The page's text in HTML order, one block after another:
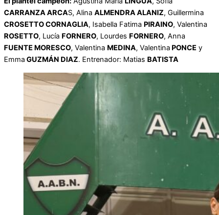
CARRANZA ARCAS, Alina ALMENDRA ALANIZ, Guillermina
CROSETTO CORNAGLIA, Isabella Fatima PIRAINO, Valentina
ROSETTO, Lucía FORNERO, Lourdes FORNERO, Anna
FUENTE MORESCO, Valentina MEDINA, Valentina PONCE y
Emma GUZMÁN DIAZ. Entrenador: Matias BATISTA